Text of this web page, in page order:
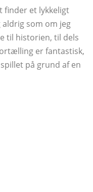
finder et lykkeligt
som om jeg
til historien, til dels
er fantastisk,
på grund af en